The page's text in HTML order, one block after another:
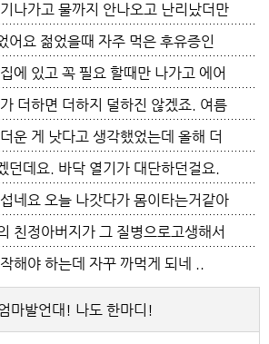
나가고 물까지 안나오고 난리났더만
요.진짜지 이젠 여름이 살기 더 힘
들 에어컨 밤새 돌리고하니요. 저는
지만 돌리고 에어컨끄고 선풍기 두
네요.
어요 젊었을때 자주 먹은 후유증인
고생중 입니다 ㅠㅠㅠㅠ
에 있고 꼭 필요 할때만 나가고 에어
마 잘 견디고 있네요 이렇게 에어컨
도는 더 올라 갈 것이고 전력은 더
환이죠 그러게요 이제는 변압기 과부
제일 무섭기도 합니다
더하면 더하지 덜하진 않겠죠. 여름
여름이 무서워요.ㅎ 겨울엔 추움 옷
가만있음 되는데 ..여름은 집을나가
가 한바탕 퍼부움 좋겠네요.
운 게 낫다고 생각했었는데 올해 더
거라 적응이 안되네요. 제발 비가 쏟
가면 좋겠어요.
던데요. 바닥 열기가 대단하던걸요.
병원근처서 또다시 지상으로 올라와
를 가느라고 어제그랬죠. 엔간하면
러져요.ㅎ쿠팡에서 배달시키고 집
결하네요. 처서가 23일이네요. 비좀
당분간 비소식이 없더라구요. 내일
네요 오늘 나갓다가 몸이타는거같아
분간 안나가야겠어요 처서가 되면
위도 한풀꺽이던데 이러다가 여름나
어요 쿠팡에 바람나오는 팬달린 조
래는 사용이안되겠지요 태풍이라도
친정아버지가 그 질병으로고생해서
들이 나이먹음 잘 걸리는병이죠 여
주 걸리듯이 그병도 재발이 잦은편
할거에요 남편분 술 좋아하시나요
해야 하는데 자꾸 까먹게 되네 ..
마발언대! 나도 한마디!